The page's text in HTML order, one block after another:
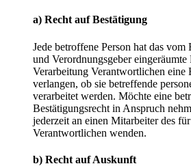
a) Recht auf Bestätigung
Jede betroffene Person hat das
und Verordnungsgeber
Verarbeitung Verantwortlichen eine
verlangen, ob sie betreffende
verarbeitet werden. Möchte eine
Bestätigungsrecht in Anspruch
jederzeit an einen Mitarbeiter des
Verantwortlichen wenden.
b) Recht auf Auskunft